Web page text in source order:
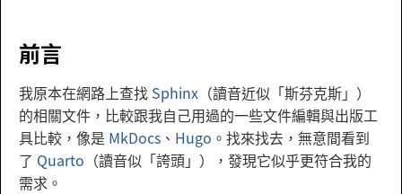
前言
我原本在網路上查找 Sphinx （讀音近似「斯芬克斯」）
的相關文件，比較跟我自己用過的一些文件編輯與出版工
具比較，像是 MkDocs 、 Hugo 。找來找去，無意間看到
了 Quarto （讀音似「誇頭」），發現它似乎更符合我的
需求。